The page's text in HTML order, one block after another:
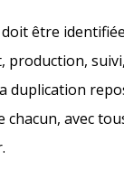
être
production,
duplication
chacun, avec